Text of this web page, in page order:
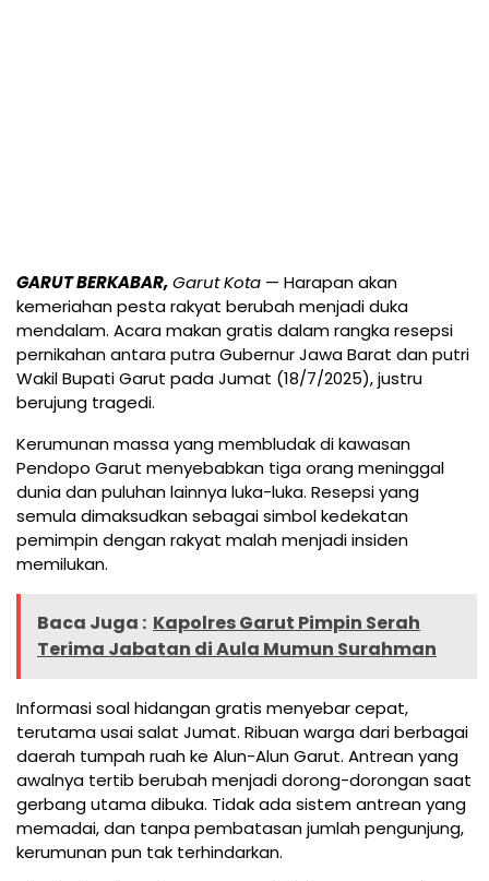
GARUT BERKABAR,Garut Kota — Harapan akan
kemeriahan pesta rakyat berubah menjadi duka
mendalam. Acara makan gratis dalam rangka resepsi
pernikahan antara putra Gubernur Jawa Barat dan putri
Wakil Bupati Garut pada Jumat (18/7/2025), justru
berujung tragedi.
Kerumunan massa yang membludak di kawasan
Pendopo Garut menyebabkan tiga orang meninggal
dunia dan puluhan lainnya luka-luka. Resepsi yang
semula dimaksudkan sebagai simbol kedekatan
pemimpin dengan rakyat malah menjadi insiden
memilukan.
Baca Juga : Kapolres Garut Pimpin Serah
Terima Jabatan di Aula Mumun Surahman
Informasi soal hidangan gratis menyebar cepat,
terutama usai salat Jumat. Ribuan warga dari berbagai
daerah tumpah ruah ke Alun-Alun Garut. Antrean yang
awalnya tertib berubah menjadi dorong-dorongan saat
gerbang utama dibuka. Tidak ada sistem antrean yang
memadai, dan tanpa pembatasan jumlah pengunjung,
kerumunan pun tak terhindarkan.